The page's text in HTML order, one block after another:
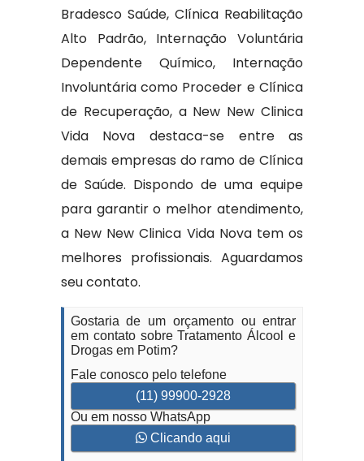
Bradesco Saúde, Clínica Reabilitação
Alto Padrão, Internação Voluntária
Dependente Químico, Internação
Involuntária como Proceder e Clínica
de Recuperação, a New New Clinica
Vida Nova destaca-se entre as
demais empresas do ramo de Clínica
de Saúde. Dispondo de uma equipe
para garantir o melhor atendimento,
a New New Clinica Vida Nova tem os
melhores profissionais. Aguardamos
seu contato.
Gostaria de um orçamento ou entrar
em contato sobre Tratamento Álcool e
Drogas em Potim?
Fale conosco pelo telefone
(11) 99900-2928
Ou em nosso WhatsApp
Clicando aqui